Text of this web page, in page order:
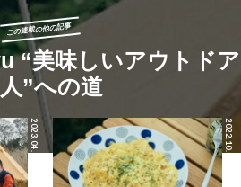
この連載の他の記事
“美味しいアウトドア
”への道
2023.04.12 2022.10.06